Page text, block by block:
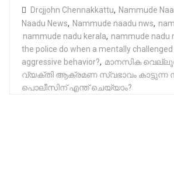
Drcjjohn Chennakkattu, Nammude
Naadu News, Nammude naadu nws,
nammude nadu kerala, nammude nadu
the police do when a mentally
aggressive behavior?, മാനസിക
വ്യക്തി ആക്രമണ സ്വഭാവം
പൊലീസിന് എന്ത് ചെയ്യാം?